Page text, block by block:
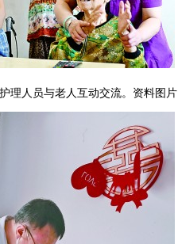
理人员与老人互动交流。资料图片